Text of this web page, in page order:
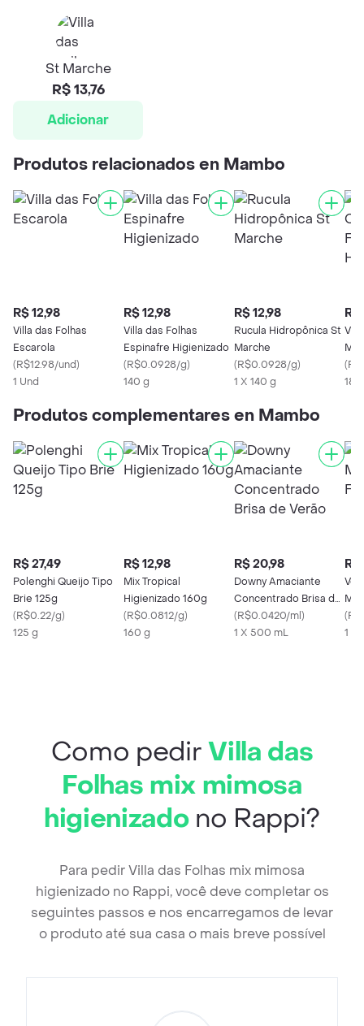
St Marche
R$ 13,76
Adicionar
Produtos relacionados en Mambo
R$ 12,98
Villa das Folhas
Escarola
(R$12.98/und)
1 Und
R$ 12,98
Villa das Folhas
Espinafre Higienizado
(R$0.0928/g)
140 g
R$ 12,98
Rucula Hidropônica St
Marche
(R$0.0928/g)
1 X 140 g
R$
(
Produtos complementares en Mambo
R$ 27,49
Polenghi Queijo Tipo
Brie 125g
(R$0.22/g)
125 g
R$ 12,98
Mix Tropical
Higienizado 160g
(R$0.0812/g)
160 g
R$ 20,98
Downy Amaciante
Concentrado Brisa de
Verão
(R$0.0420/ml)
1 X 500 mL
R$
(
1 X
Como pedirVilla das
Folhas mix mimosa
higienizadono Rappi?
Para pedir Villa das Folhas mix mimosa
higienizado no Rappi, você deve completar os
seguintes passos e nos encarregamos de levar
o produto até sua casa o mais breve possível